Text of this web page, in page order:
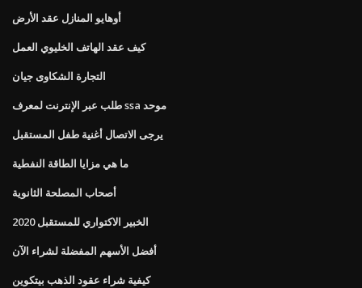
أوهايو المنازل عقد الأرض
كيف عقد الهاتف الخليوي العمل
التجارة الشكاوى جيان
طلب عبر الإنترنت لمعرف ssa موحد
يرجى الاتصال أغنية طفل المستقبل
ما هي مزايا الطاقة النفطية
أصحاب المصلحة الثانوية
الخبير الاكتواري للمستقبل 2020
أفضل الأسهم المفضلة لشراء الآن
كيفية شراء عقود الذهب بيتكوين